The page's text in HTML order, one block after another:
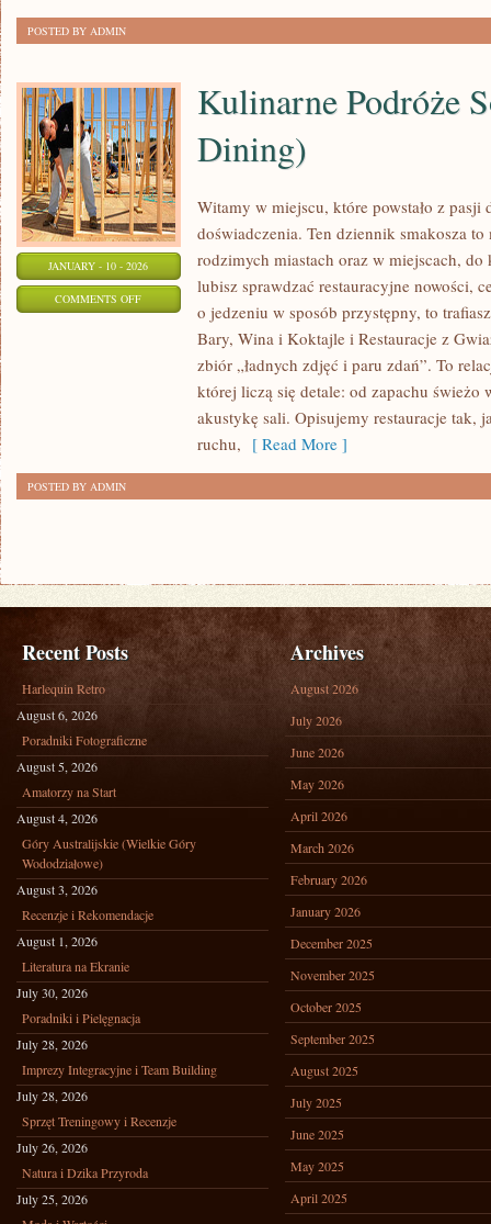
POSTED BY ADMIN
JANUARY - 10 - 2026
COMMENTS OFFON
Kulinarne Podróże
Dining)
Witamy w miejscu, które powstało z pasji
doświadczenia. Ten dziennik smakosza
rodzimych miastach oraz w miejscach,
lubisz sprawdzać restauracyjne nowości,
o jedzeniu w sposób przystępny, to
Bary, Wina i Koktajle i Restauracje z
zbiór „ładnych zdjęć i paru zdań”. To
której liczą się detale: od zapachu świeżo
akustykę sali. Opisujemy restauracje tak,
ruchu, [ Read More ]
POSTED BY ADMIN
Recent Posts
Harlequin Retro
August 6, 2026
Poradniki Fotograficzne
August 5, 2026
Amatorzy na Start
August 4, 2026
Góry Australijskie (Wielkie Góry
Wododziałowe)
August 3, 2026
Recenzje i Rekomendacje
August 1, 2026
Literatura na Ekranie
July 30, 2026
Poradniki i Pielęgnacja
July 28, 2026
Imprezy Integracyjne i Team Building
July 28, 2026
Sprzęt Treningowy i Recenzje
July 26, 2026
Natura i Dzika Przyroda
July 25, 2026
Archives
August 2026
July 2026
June 2026
May 2026
April 2026
March 2026
February 2026
January 2026
December 2025
November 2025
October 2025
September 2025
August 2025
July 2025
June 2025
May 2025
April 2025